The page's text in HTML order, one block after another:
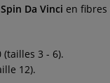
Da Vinci en fibres
3 - 6).
12).